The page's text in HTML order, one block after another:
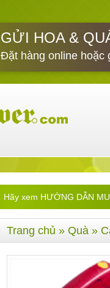
GỬI HOA &
Đặt hàng online hoặc
Hãy xem HƯỚNG DẪN
Trang chủ » Quà »